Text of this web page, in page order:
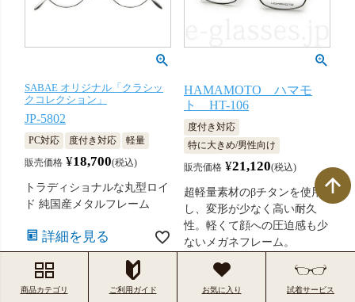
SABAE オリジナル「クラシッ
クコレクション」
JP-5802
PC対応 度付き対応
軽量
販売価格 ¥18,700 税込
トラディショナルな丸型ロイ
ド 純国産メタルフレーム
詳細を見る
HAMAMOTO ハマモ
ト HT-106
度付き対応
特に大きめ/男性向け
販売価格 ¥21,120 税込
超軽量素材のβチタンを使用
し、変形が少なく高い耐久
性。軽くて顔への圧迫感も少
ないメガネフレーム。
詳細を見る
商品カテゴリ ご利用ガイド お気に入り 試着サービス